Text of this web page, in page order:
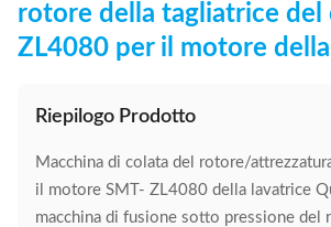
rotore della tagliatrice del
ZL4080 per il motore
Riepilogo Prodotto
Macchina di colata del rotore/
il motore SMT- ZL4080 della lavatrice
macchina di fusione sotto pressione del